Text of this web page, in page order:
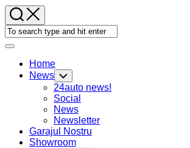
Expand
Home
News Toggle
Child
Menu
24auto news!
Social
News
Newsletter
Garajul Nostru
Showroom